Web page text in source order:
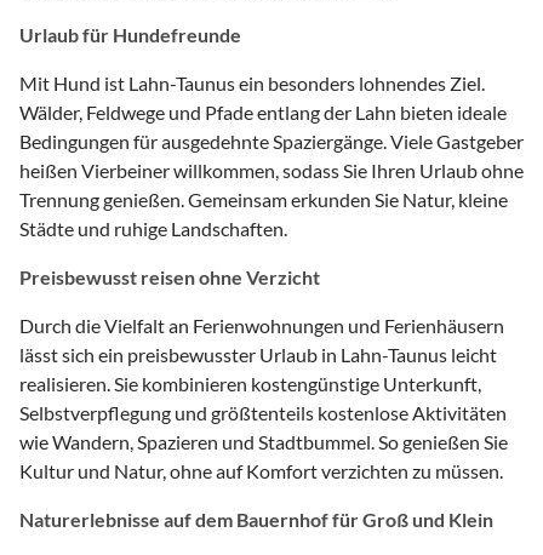
Urlaub für Hundefreunde
Mit Hund ist Lahn-Taunus ein besonders lohnendes Ziel.
Wälder, Feldwege und Pfade entlang der Lahn bieten ideale
Bedingungen für ausgedehnte Spaziergänge. Viele Gastgeber
heißen Vierbeiner willkommen, sodass Sie Ihren Urlaub ohne
Trennung genießen. Gemeinsam erkunden Sie Natur, kleine
Städte und ruhige Landschaften.
Preisbewusst reisen ohne Verzicht
Durch die Vielfalt an Ferienwohnungen und Ferienhäusern
lässt sich ein preisbewusster Urlaub in Lahn-Taunus leicht
realisieren. Sie kombinieren kostengünstige Unterkunft,
Selbstverpflegung und größtenteils kostenlose Aktivitäten
wie Wandern, Spazieren und Stadtbummel. So genießen Sie
Kultur und Natur, ohne auf Komfort verzichten zu müssen.
Naturerlebnisse auf dem Bauernhof für Groß und Klein